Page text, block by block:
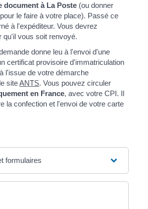
document à La Poste (ou donner
le faire à votre place). Passé ce
à l'expéditeur. Vous devrez
qu'il vous soit renvoyé.
donne leu à l'envoi d'une
certificat provisoire d'immatriculation
l'issue de votre démarche
siteANTS. Vous pouvez circuler
en France, avec votre CPI. Il
la confection et l'envoi de votre carte
formulaires